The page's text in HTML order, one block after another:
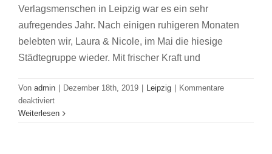
Verlagsmenschen in Leipzig war es ein sehr
aufregendes Jahr. Nach einigen ruhigeren Monaten
belebten wir, Laura & Nicole, im Mai die hiesige
Städtegruppe wieder. Mit frischer Kraft und
Von admin Dezember 18th, 2019 Leipzig
Kommentare
deaktiviertfür
Jahresrückblick
der
WeiterlesenJVM Work in Progress: Interview mit Mai